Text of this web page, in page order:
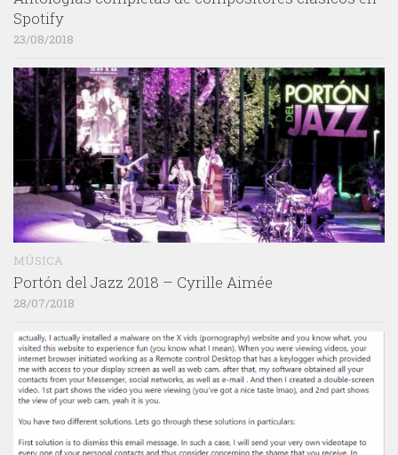
Spotify
23/08/2018
MÚSICA
Portón del Jazz 2018 – Cyrille Aimée
28/07/2018